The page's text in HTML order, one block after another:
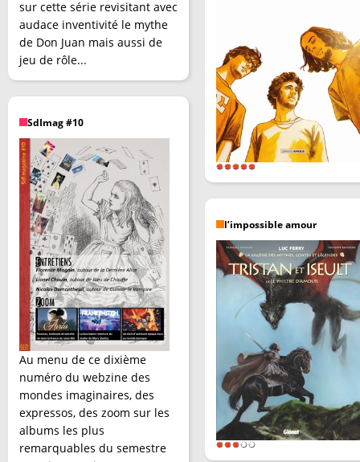
sur cette série revisitant avec
audace inventivité le mythe
de Don Juan mais aussi de
jeu de rôle...
SdImag #10
Au menu de ce dixième
numéro du webzine des
mondes imaginaires, des
expressos, des zoom sur les
albums les plus
remarquables du semestre
l’impossible amour